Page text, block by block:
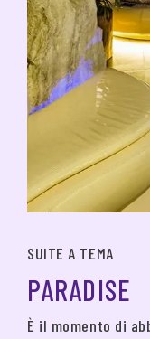
SUITE A TEMA
PARADISE
È il momento di